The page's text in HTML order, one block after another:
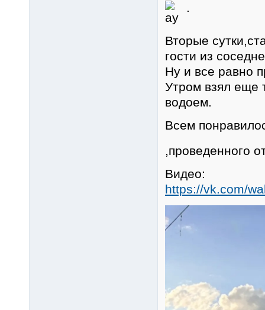
.
Вторые
гости из
Ну и все равно
Утром взял еще
водоем.
Всем
,проведенного
Видео:
https://vk.com/